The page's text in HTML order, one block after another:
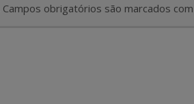
Campos obrigatórios são marcados com